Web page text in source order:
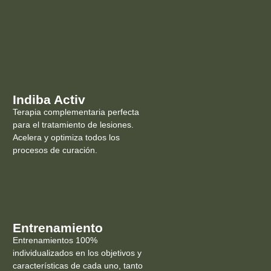
Indiba Activ
Terapia complementaria perfecta
para el tratamiento de lesiones.
Acelera y optimiza todos los
procesos de curación.
Entrenamiento
Entrenamientos 100%
individualizados en los objetivos y
características de cada uno, tanto